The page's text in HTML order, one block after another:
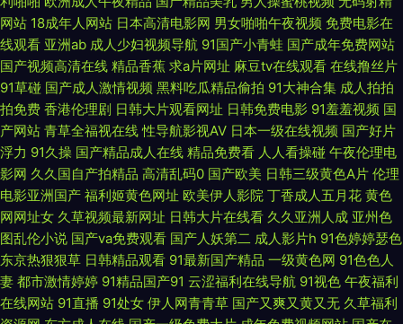
一区二区三区 成人秘密网站 日韩电影在线观看一区 99三级伦理片网 欧美成
人香蕉网 揄揄撸一区 国产二级制服在线观看 欧美人韩 亚洲人成影院午夜网
站 韩国自拍三及片 无人在线影 高清福利影院 人妖免费网站 91网在线看 亚洲
日本系列在线看 国产在线观看九色 午夜影院资源 国产十区 精品精姦 91N在
线视频 免费人成视网站 一级全黄视 国产剃毛 潍坊围枫瑄信息科技 东京热AV
资源网 日本丰满bbwbbw 91午夜电影 欧美setu 最近中文字 久热国产在线一
区二区 亚洲性色v日韩在 国产有码在线观看 无人视频 岛国大片网站 日本成
网站 18成年人网站 日本高清电影网 男女啪啪午夜视频 免费电影在
线观看 亚洲ab 成人少妇视频导航 91国产小青蛙 国产成年免费网站
国产视频高清在线 精品香蕉 求a片网址 麻豆tv在线观看 在线撸丝片
91草碰 国产成人激情视频 黑料吃瓜精品偷拍 91大神合集 成人拍拍
拍免费 香港伦理剧 日韩大片观看网址 日韩免费电影 91羞羞视频 国
产网站 青草全福视在线 性导航影视AV 日本一级在线视频 国产好片
浮力 91久操 国产精品成人在线 精品免费看 人人看操碰 午夜伦理电
影网 久久国自产拍精品 高清乱码0 国产欧美 日韩三级黄色A片 伦理
电影亚洲国产 福利姬黄色网址 欧美伊人影院 丁香成人五月花 黄色
网网址女 久草视频最新网址 日韩大片在线看 久久亚洲人成 亚州色
图乱伦小说 国产va免费观看 国产人妖第二 成人影片h 91色婷婷瑟色
东京热狠狠草 日韩精品观看 91最新国产精品 一级黄色网 91色色人
妻 都市激情婷婷 91精品国产91 云涩福利在线导航 91视色 午夜福利
在线网站 91直播 91处女 伊人网青青草 国产又爽又黄又无 久草福利